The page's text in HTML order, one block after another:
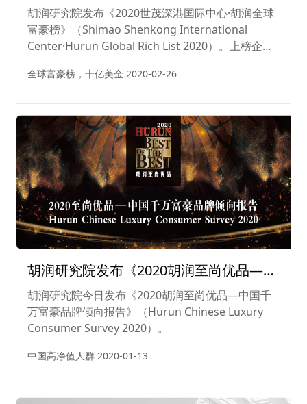
•胡润全球富豪榜》
胡润研究院发布《2020世茂深港国际中心·胡润全球
富豪榜》（Shimao Shenkong International
Center·Hurun Global Rich List 2020）。上榜企业
究院连续第九年发布“全球富豪榜”。
全球富豪榜，十亿美金 2020-02-26
胡润研究院发布《2020胡润至尚优品—中
国千万富豪品牌倾向报告》
胡润研究院今日发布《2020胡润至尚优品—中国千
万富豪品牌倾向报告》（Hurun Chinese Luxury
Consumer Survey 2020）。
中国高净值人群 2020-01-13